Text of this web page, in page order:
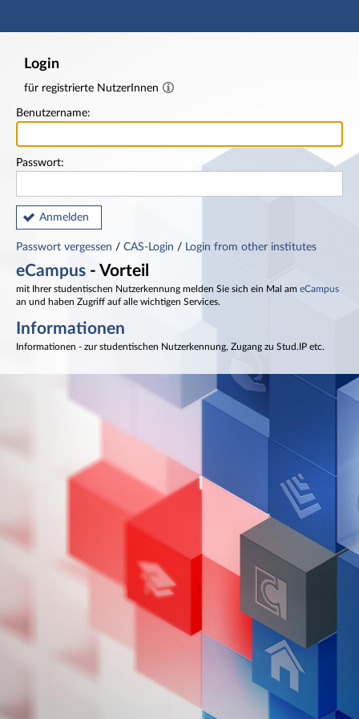
Hauptnavigation
Login
für registrierte NutzerInnen
Benutzername:
Passwort:
Anmelden
Passwort vergessen / CAS-Login / Login from other institutes
eCampus - Vorteil
mit Ihrer studentischen Nutzerkennung melden Sie sich ein Mal am eCampus
an und haben Zugriff auf alle wichtigen Services.
Informationen
Informationen - zur studentischen Nutzerkennung, Zugang zu Stud.IP etc.